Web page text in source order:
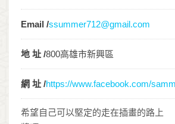
Email /ssummer712@gmail.com
地 址 /800高雄市新興區
網 址 /https://www.facebook.com/
希望自己可以堅定的走在插畫的路上